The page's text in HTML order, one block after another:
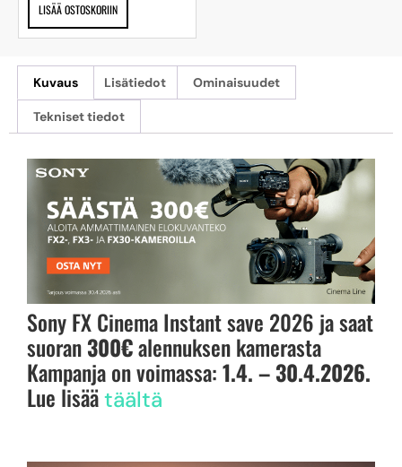
LISÄÄ OSTOSKORIIN
Kuvaus Lisätiedot Ominaisuudet
Tekniset tiedot
Sony FX Cinema Instant save 2026 ja saat
suoran300€alennuksen kamerasta
Kampanja on voimassa:1.4. – 30.4.2026.
Lue lisäätäältä